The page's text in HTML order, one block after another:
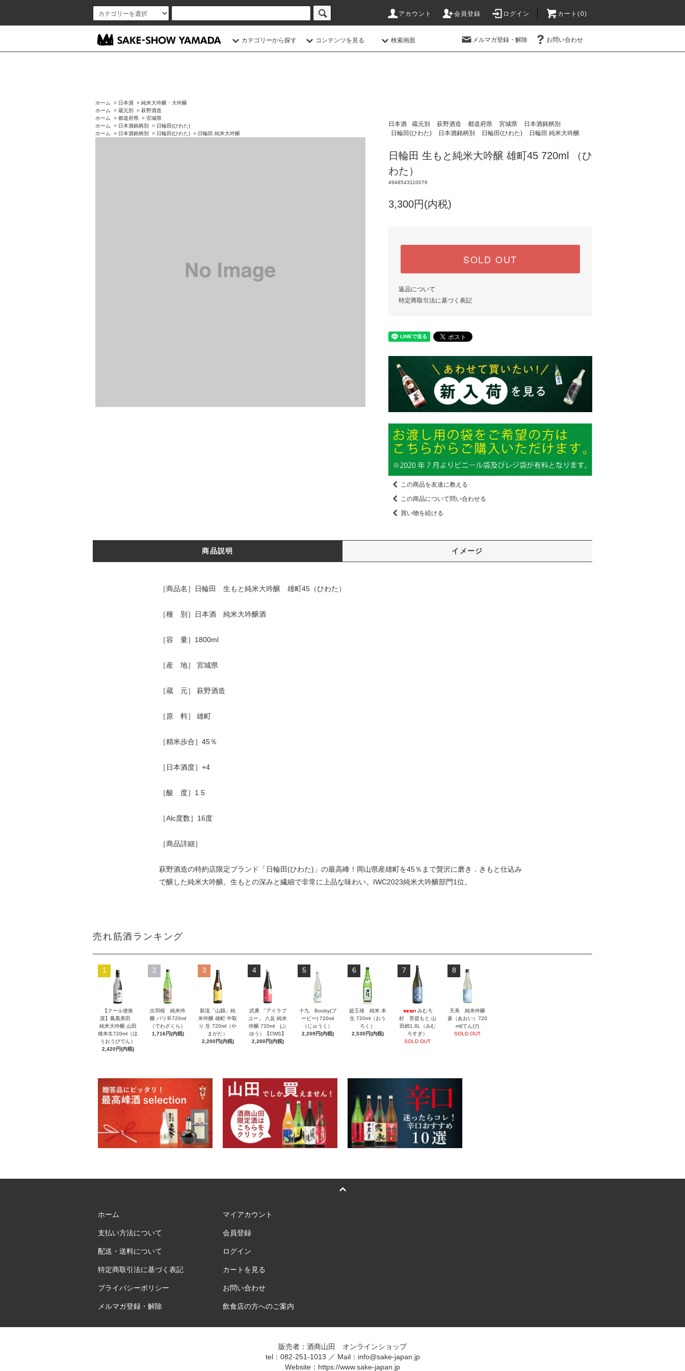
アカウント 会員登録 ログイン カート(0)
カテゴリーから探す コンテンツを見る 検索画面 メルマガ登録・解除 お問い合わせ
ホーム > 日本酒 >純米大吟醸・大吟醸
ホーム
>蔵元別 >萩野酒造
ホーム
>都道府県 >宮城県
ホーム
> 日本酒銘柄別 > 日輪田(ひわた)
ホーム
> 日本酒銘柄別 > 日輪田(ひわた) > 日輪田 純米大吟醸
日本酒 蔵元別 萩野酒造 都道府県 宮城県
日本酒銘柄別
日輪田(ひわた)
日本酒銘柄別 日輪田(ひわた) 日輪田 純米大吟醸
日輪田 生もと純米大吟醸 雄町45 720ml （ひ
わた）
4948543110076
3,300円(内税)
SOLD OUT
返品について
特定商取引法に基づく表記
この商品を友達に教える
この商品について問い合わせる
買い物を続ける
商品説明 イメージ
［商品名］日輪田 生もと純米大吟醸 雄町45（ひわた）
［種 別］日本酒 純米大吟醸酒
［容 量］1800ml
［産 地］ 宮城県
［蔵 元］ 萩野酒造
［原 料］ 雄町
［精米歩合］45％
［日本酒度］+4
［酸 度］1.5
［Alc度数］16度
［商品詳細］
萩野酒造の特約店限定ブランド「日輪田(ひわた)」の最高峰！岡山県産雄町を45％まで贅沢に磨き．きもと仕込み
で醸した純米大吟醸。生もとの深みと繊細で非常に上品な味わい。IWC2023純米大吟醸部門1位。
売れ筋酒ランキング
1
【クール便推
奨】鳳凰美田
純米大吟醸 山田
穂本生720ml（ほ
うおうびでん）
2,420円(内税)
2
出羽桜 純米吟
醸 バリ辛720ml
（でわざくら）
1,716円(内税)
3
新流「山縣」純
米吟醸 雄町 中取
り 生 720ml（や
まがた）
2,200円(内税)
4
武勇 「アイラブ
ユー」 八反 純米
吟醸 720ml (ぶ
ゆう）【CWS】
2,200円(内税)
5
十九 Booby(ブ
ービー) 720ml
（じゅうく）
2,209円(内税)
6
超王祿 純米 本
生 720ml（おう
ろく）
2,530円(内税)
7
みむろ
杉 菩提もと 山
田錦1.8L（みむ
ろすぎ）
SOLD OUT
8
天美 純米吟醸
蒼（あおい）720
ml(てんび)
SOLD OUT
ホーム
支払い方法について
配送・送料について
特定商取引法に基づく表記
プライバシーポリシー
メルマガ登録・解除
マイアカウント
会員登録
ログイン
カートを見る
お問い合わせ
飲食店の方へのご案内
販売者：酒商山田 オンラインショップ
tel：082-251-1013 ／ Mail：info@sake-japan.jp
Website： https://www.sake-japan.jp